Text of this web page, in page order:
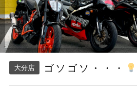
大分店 ゴソゴソ・・・